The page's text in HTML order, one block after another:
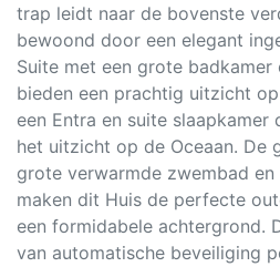
trap leidt naar de bovenste
bewoond door een elegant
Suite met een grote badkamer
bieden een prachtig uitzicht
een Entra en suite
het uitzicht op de Oceaan. De
grote verwarmde zwembad
maken dit Huis de perfecte
een formidabele achtergrond.
van automatische beveiliging